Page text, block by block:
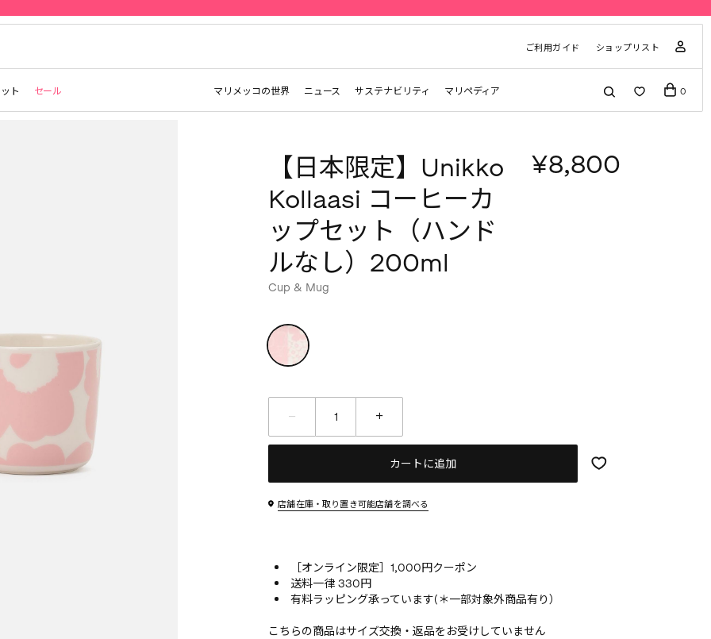
ご利用ガイド ショップリスト
ト セール マリメッコの世界 ニュース サステナビリティ マリペディア 0
【日本限定】Unikko
Kollaasi コーヒーカ
ップセット（ハンド
ルなし）200ml
¥8,800
Cup & Mug
カートに追加
店舗在庫・取り置き可能店舗を調べる
［オンライン限定］1,000円クーポン
送料一律 330円
有料ラッピング承っています(＊一部対象外商品有り）
こちらの商品はサイズ交換・返品をお受けしていません